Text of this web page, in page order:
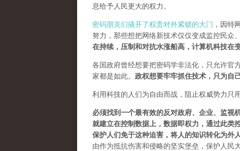
息给予人民更大的权力。
密码朋克们撬开了权贵对外紧锁的大门 ，因特
努力，那些想把网络新技术仅仅变成监控民众
在持续，压制和对抗水涨船高，计算机科技在
各国政府曾经想要把密码学非法化，只允许官
家都是如此。 政权想要牢牢抓住技术，只为自
利用科技的人们为自由而战，阻止权威势力只
必须找到一个最有效的反对政府、企业、监视
就建立在控制数据上，数据即权力，通过此类
保护人们免于这种迫害，将人的知识转化为外
由作为抵抗伤害和侵略的坚实堡垒，保护人